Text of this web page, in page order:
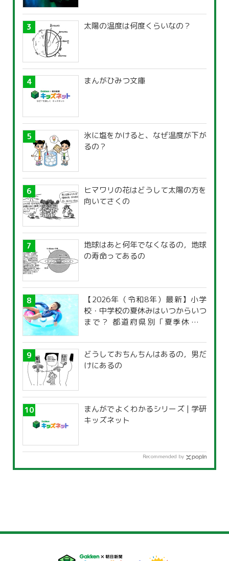
太陽の温度は何度くらいなの？
まんがひみつ文庫
氷に塩をかけると、なぜ温度が下が
るの？
ヒマワリの花はどうして太陽の方を
向いてさくの
地球はあと何年でなくなるの，地球
の寿命ってあるの
【2026年（令和8年）最新】小学
校・中学校の夏休みはいつからいつ
まで？ 都道府県別「夏季休暇一
どうしておちんちんはあるの，男だ
けにあるの
まんがでよくわかるシリーズ | 学研
キッズネット
Recommended by